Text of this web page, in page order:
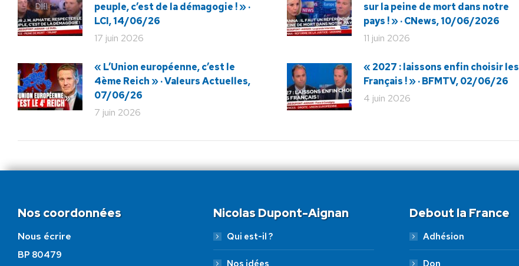
peuple, c’est de la démagogie ! » ·
LCI, 14/06/26
17 juin 2026
sur la peine de mort dans notre
pays ! » · CNews, 10/06/2026
11 juin 2026
« L’Union européenne, c’est le
4ème Reich » · Valeurs Actuelles,
07/06/26
7 juin 2026
« 2027 : laissons enfin choisir les
Français ! » · BFMTV, 02/06/26
4 juin 2026
Nos coordonnées
Nous écrire
BP 80479
Nicolas Dupont-Aignan
Qui est-il ?
Nos idées
Debout la France
Adhésion
Don